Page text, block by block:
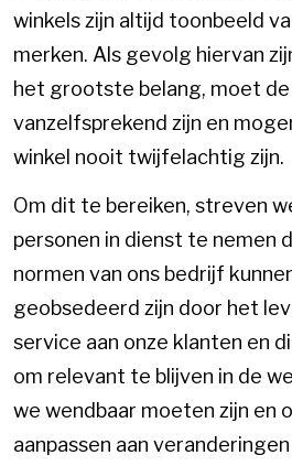
winkels zijn altijd toonbeeld
merken. Als gevolg hiervan
het grootste belang, moet
vanzelfsprekend zijn en
winkel nooit twijfelachtig zijn.
Om dit te bereiken, streven
personen in dienst te nemen
normen van ons bedrijf
geobsedeerd zijn door het
service aan onze klanten en
om relevant te blijven in de
we wendbaar moeten zijn en
aanpassen aan